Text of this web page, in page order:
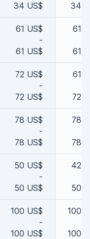
34 US$
34
61 US$
-
61 US$
61
61
72 US$
-
72 US$
61
72
78 US$
-
78 US$
78
78
50 US$
-
50 US$
42
50
100 US$
-
100 US$
100
100